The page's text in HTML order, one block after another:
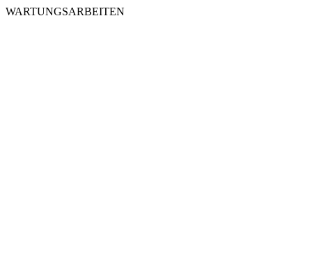
WARTUNGSARBEITEN